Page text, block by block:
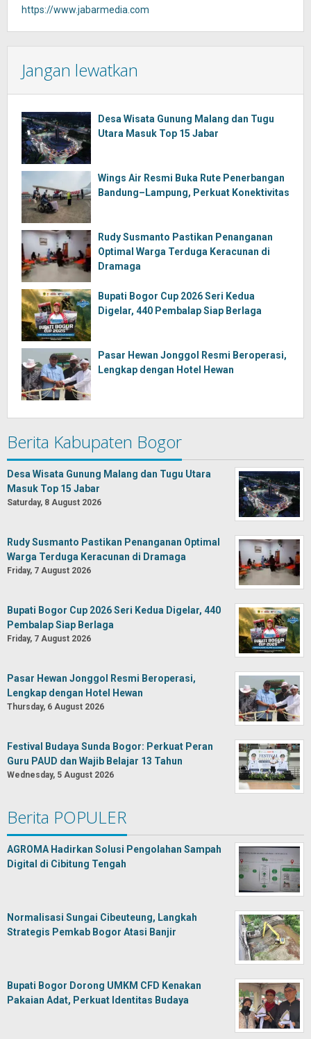
https://www.jabarmedia.com
Jangan lewatkan
Desa Wisata Gunung Malang dan Tugu
Utara Masuk Top 15 Jabar
Wings Air Resmi Buka Rute Penerbangan
Bandung–Lampung, Perkuat Konektivitas
Rudy Susmanto Pastikan Penanganan
Optimal Warga Terduga Keracunan di
Dramaga
Bupati Bogor Cup 2026 Seri Kedua
Digelar, 440 Pembalap Siap Berlaga
Pasar Hewan Jonggol Resmi Beroperasi,
Lengkap dengan Hotel Hewan
Berita Kabupaten Bogor
Desa Wisata Gunung Malang dan Tugu Utara
Masuk Top 15 Jabar
Saturday, 8 August 2026
Rudy Susmanto Pastikan Penanganan Optimal
Warga Terduga Keracunan di Dramaga
Friday, 7 August 2026
Bupati Bogor Cup 2026 Seri Kedua Digelar, 440
Pembalap Siap Berlaga
Friday, 7 August 2026
Pasar Hewan Jonggol Resmi Beroperasi,
Lengkap dengan Hotel Hewan
Thursday, 6 August 2026
Festival Budaya Sunda Bogor: Perkuat Peran
Guru PAUD dan Wajib Belajar 13 Tahun
Wednesday, 5 August 2026
Berita POPULER
AGROMA Hadirkan Solusi Pengolahan Sampah
Digital di Cibitung Tengah
Normalisasi Sungai Cibeuteung, Langkah
Strategis Pemkab Bogor Atasi Banjir
Bupati Bogor Dorong UMKM CFD Kenakan
Pakaian Adat, Perkuat Identitas Budaya